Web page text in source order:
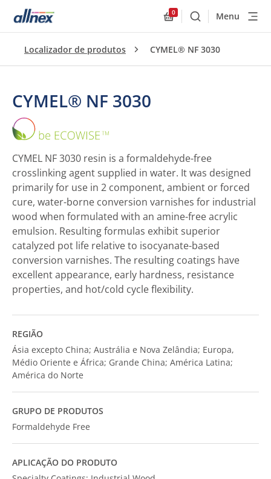
0
BuscarMenu
Localizador de produtos CYMEL® NF 3030
CYMEL® NF 3030
NF
3030
CYMEL NF 3030 resin is a formaldehyde-free
crosslinking agent supplied in water. It was designed
primarily for use in 2 component, ambient or forced
cure, water-borne conversion varnishes for industrial
wood when formulated with an amine-free acrylic
emulsion. Resulting formulas exhibit superior
catalyzed pot life relative to isocyanate-based
conversion varnishes. The resulting coatings have
excellent appearance, early hardness, resistance
properties, and hot/cold cycle flexibility.
REGIÃO
Ásia excepto China; Austrália e Nova Zelândia; Europa,
Médio Oriente e África; Grande China; América Latina;
América do Norte
GRUPO DE PRODUTOS
Formaldehyde Free
APLICAÇÃO DO PRODUTO